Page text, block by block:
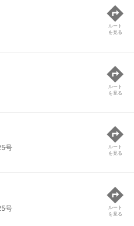
ルート
を見る
ルート
を見る
号
ルート
を見る
号
ルート
を見る